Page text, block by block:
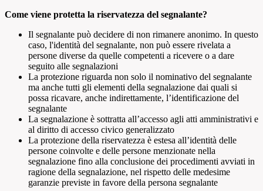
Come viene protetta la riservatezza del segnalante?
Il segnalante può decidere di non rimanere anonimo. In questo
caso, l'identità del segnalante, non può essere rivelata a
persone diverse da quelle competenti a ricevere o a dare
seguito alle segnalazioni
La protezione riguarda non solo il nominativo del segnalante
ma anche tutti gli elementi della segnalazione dai quali si
possa ricavare, anche indirettamente, l’identificazione del
segnalante
La segnalazione è sottratta all’accesso agli atti amministrativi e
al diritto di accesso civico generalizzato
La protezione della riservatezza è estesa all’identità delle
persone coinvolte e delle persone menzionate nella
segnalazione fino alla conclusione dei procedimenti avviati in
ragione della segnalazione, nel rispetto delle medesime
garanzie previste in favore della persona segnalante